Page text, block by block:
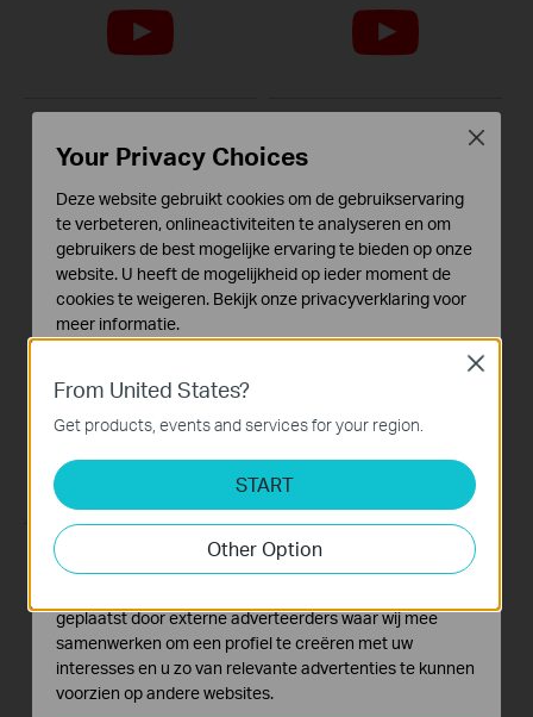
Quick Tips: How to
Account to Google
Assistant
This video will show you how to how to link your Kasa Account to Google Assistant for voice control.
More
Quick Tips: How to
Account to Amazon
Alexa
More
How to Setup Smart
Actions in the TP-
Link Kasa App
This video will show you how to Setup the Smart Actions feature in the Kasa App.
Quick Tips - How to
Create A schedule in
the Kasa App
From United States?
Get products, events and services for your region.
START
Other Option
Close
Your Privacy Choices
Deze website gebruikt cookies om de gebruikservaring
te verbeteren, onlineactiviteiten te analyseren en om
gebruikers de best mogelijke ervaring te bieden op onze
website. U heeft de mogelijkheid op ieder moment de
cookies te weigeren. Bekijk onze privacyverklaringvoor
meer informatie.
Deze cookies zijn noodzakelijk voor de werking van de
website en kunnen niet worden uitgeschakeld.
Analyse en Marketing Cookies
Cookies voor analyse geven ons de mogelijkheid uw
activiteiten op onze website te volgen en zo de
functionaliteit van de website aan te passen en te
verbeteren.
geplaatst door externe adverteerders waar wij mee
samenwerken om een profiel te creëren met uw
interesses en u zo van relevante advertenties te kunnen
voorzien op andere websites.
Close